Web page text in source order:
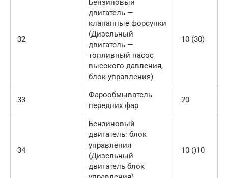
32
Бензиновый
двигатель —
клапанные форсунки
(Дизельный
двигатель —
топливный насос
высокого давления,
блок управления)
10 (30)
33
Фарообмыватель
передних фар
20
34
Бензиновый
двигатель: блок
управления
(Дизельный
двигатель блок
10 ()10